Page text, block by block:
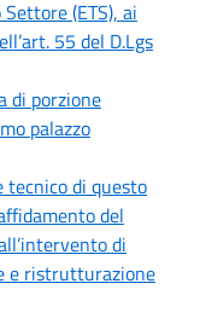
(ETS), ai
55 del D.Lgs
di porzione
palazzo
di questo
del
di
e ristrutturazione